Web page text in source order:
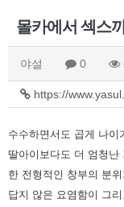
몰카에서 섹스
야설 0
https://
수수하면서도 곱게 나이
딸아이보다도 더 엄청난
한 전형적인 창부의 분
답지 않은 요염함이 그